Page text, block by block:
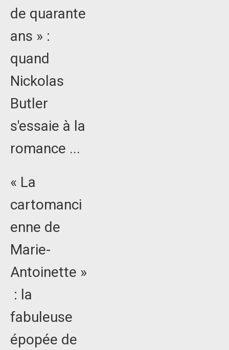
de quarante
ans » :
quand
Nickolas
Butler
s'essaie à la
romance ...
« La
cartomanci
enne de
Marie-
Antoinette »
: la
fabuleuse
épopée de